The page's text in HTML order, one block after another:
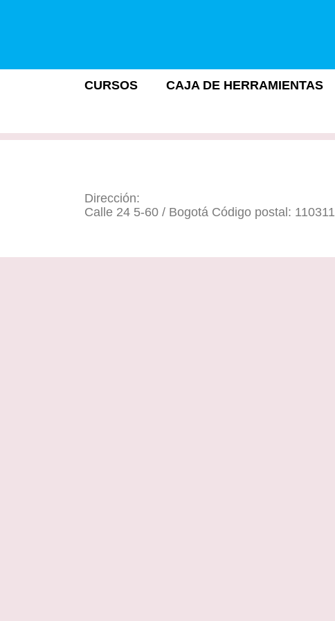
CURSOS CAJA DE HERRAMIENTAS
Dirección:
Calle 24 5-60 / Bogotá Código postal: 110311